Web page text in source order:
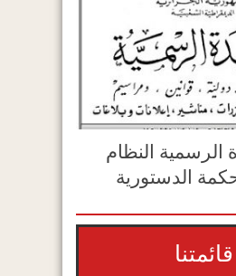
الرسمية النظام
الدستورية